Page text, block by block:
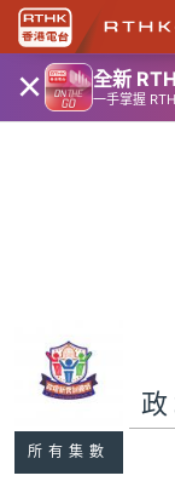
× 全新
一手掌握
所有集數